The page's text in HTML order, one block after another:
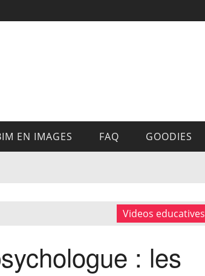
EN IMAGES FAQ GOODIES
Videos educatives
: les